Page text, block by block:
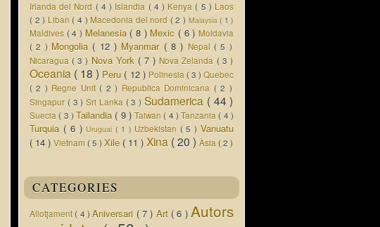
Irlanda del Nord ( 4 ) Islandia ( 4 ) Kenya ( 5 ) Laos
( 2 ) Liban ( 4 ) Macedonia del nord ( 2 ) Malaysia( 1 )
Maldives ( 4 ) Melanesia ( 8 ) Mexic ( 6 ) Moldavia
( 2 ) Mongolia ( 12 ) Myanmar ( 8 ) Nepal ( 5 )
Nicaragua ( 3 ) Nova York ( 7 ) Nova Zelanda ( 3 )
Oceania ( 18 ) Peru ( 12 ) Polinesia ( 3 )Quebec
( 2 ) Regne Unit ( 2 ) Republica Dominicana ( 2 )
Singapur ( 3 )Sri Lanka ( 3 ) Sudamerica ( 44 )
Suecia ( 3 ) Tailandia ( 9 ) Taiwan ( 4 ) Tanzania ( 4 )
Turquia ( 6 ) Uruguai( 1 ) Uzbekistan ( 5 )Vanuatu
( 14 ) Vietnam ( 5 ) Xile ( 11 ) Xina ( 20 ) Àsia ( 2 )
CATEGORIES
Allotjament ( 4 )Aniversari ( 7 ) Art ( 6 )Autors